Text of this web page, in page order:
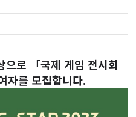
으로 「국제 게임 전시회
자를 모집합니다.